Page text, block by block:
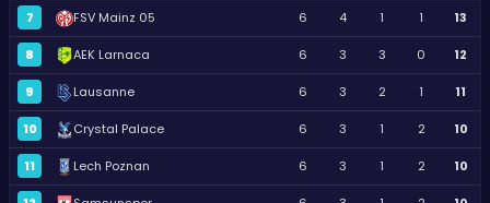
7 FSV Mainz 05 6 4 1 1 13
8 AEK Larnaca 6 3 3 0 12
9 Lausanne 6 3 2 1 11
10 Crystal Palace 6 3 1 2 10
11 Lech Poznan 6 3 1 2 10